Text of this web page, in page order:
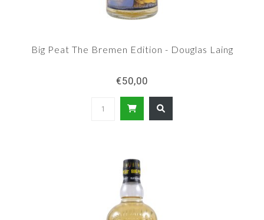
Big Peat The Bremen Edition - Douglas Laing
€50,00